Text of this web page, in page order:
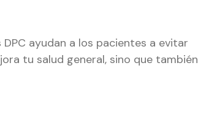
ayudan a los pacientes a evitar
tu salud general, sino que también